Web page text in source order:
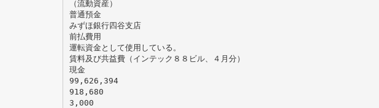
（流動資産）
普通預金
みずほ銀行四谷支店
前払費用
運転資金として使用している。
賃料及び共益費（インテック８８ビル、４月分）
現金
99,626,394
918,680
3,000